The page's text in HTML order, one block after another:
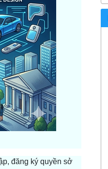
đăng ký quyền sở